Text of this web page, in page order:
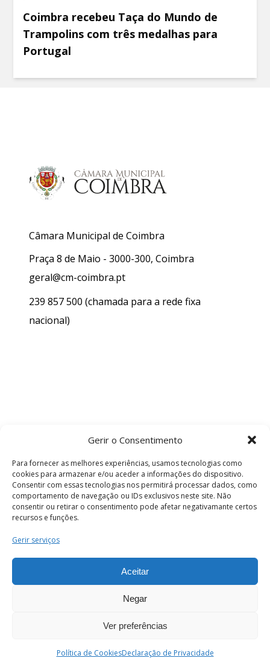
Gerir o Consentimento
Para fornecer as melhores experiências, usamos tecnologias como
cookies para armazenar e/ou aceder a informações do dispositivo.
Consentir com essas tecnologias nos permitirá processar dados, como
comportamento de navegação ou IDs exclusivos neste site. Não
consentir ou retirar o consentimento pode afetar negativamante certos
recursos e funções.
Gerir serviços
Aceitar
Negar
Ver preferências
Política de CookiesDeclaração de Privacidade
Coimbra recebeu Taça do Mundo de
Trampolins com três medalhas para
Portugal
Câmara Municipal de Coimbra
Praça 8 de Maio - 3000-300, Coimbra
geral@cm-coimbra.pt
239 857 500 (chamada para a rede fixa
nacional)
Termos e Condições
os direitos reservados.